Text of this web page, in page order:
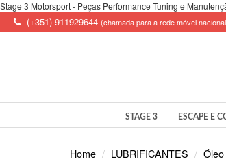
Stage 3 Motorsport - Peças Performance Tuning e
(+351) 911929644 (chamada para a rede móvel
STAGE 3 ESCAPE E
Home LUBRIFICANTES